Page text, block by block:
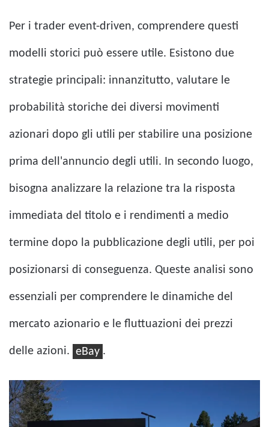
Per i trader event-driven, comprendere questi
modelli storici può essere utile. Esistono due
strategie principali: innanzitutto, valutare le
probabilità storiche dei diversi movimenti
azionari dopo gli utili per stabilire una posizione
prima dell'annuncio degli utili. In secondo luogo,
bisogna analizzare la relazione tra la risposta
immediata del titolo e i rendimenti a medio
termine dopo la pubblicazione degli utili, per poi
posizionarsi di conseguenza. Queste analisi sono
essenziali per comprendere le dinamiche del
mercato azionario e le fluttuazioni dei prezzi
delle azioni. eBay .